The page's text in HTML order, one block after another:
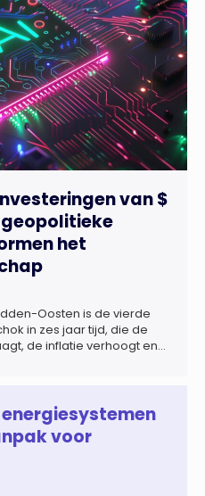
van $
geopolitieke
het
Oosten is de vierde
in zes jaar tijd, die de
de inflatie verhoogt en
tot 1,3% in reële
energiesystemen
voor